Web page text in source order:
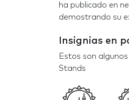
ha publicado en
demostrando su
Insignias en
Estos son
Stands